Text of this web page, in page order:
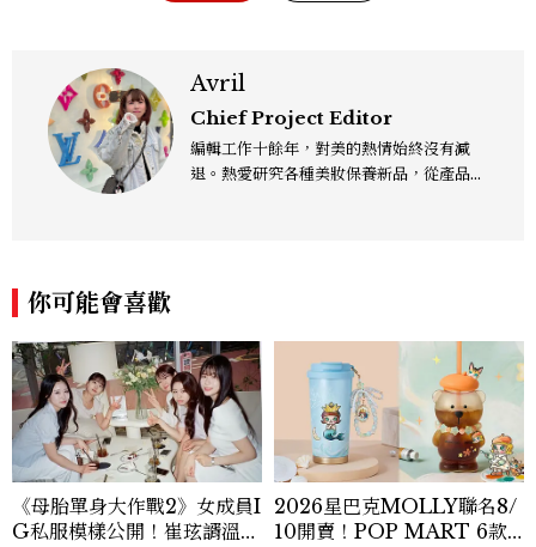
Avril
Chief Project Editor
編輯工作十餘年，對美的熱情始終沒有減
退。熱愛研究各種美妝保養新品，從產品理
你可能會喜歡
《母胎單身大作戰2》女成員I
G私服模樣公開！崔玹諝溫柔
2026星巴克MOLLY聯名8/
10開賣！POP MART 6款